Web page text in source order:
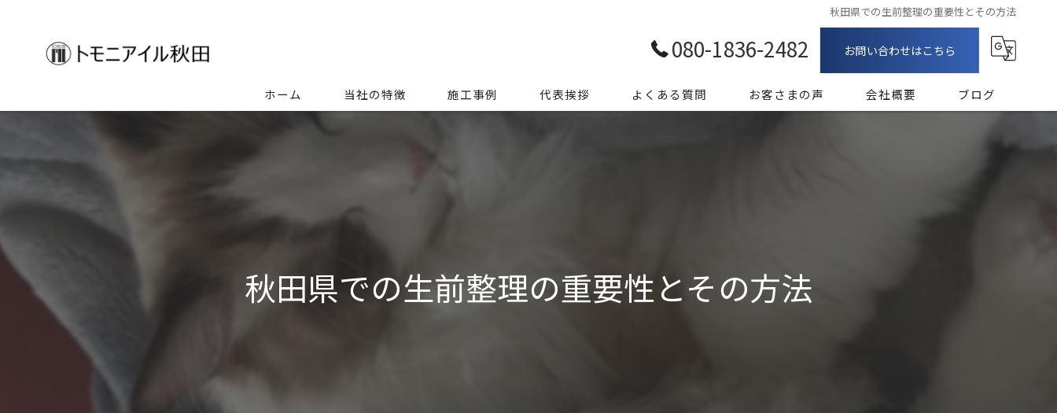
秋田県での生前整理の重要性とその方法
080-1836-2482 お問い合わせはこちら
ホーム 当社の特徴
ゴミ屋敷
不用品処分
施工事例 代表挨拶 よくある質問 お客さまの声 会社概要 ブログ
秋田県での生前整理の重要性とその方法